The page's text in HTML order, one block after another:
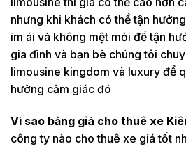
nhưng khi khách có thể tận
im ái và không mệt mỏi để tận
gia đình và bạn bè chúng tôi
limousine kingdom và luxury để
hưởng cảm giác đó
Vì sao bảng giá cho thuê xe
công ty nào cho thuê xe giá tốt